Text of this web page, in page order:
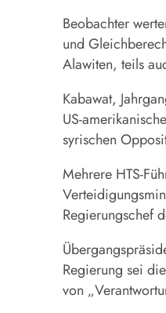
Beobachter
und
Alawiten, teils
Kabawat,
US-
syrischen
Mehrere HTS-
Regierungschef
Regierung sei
von